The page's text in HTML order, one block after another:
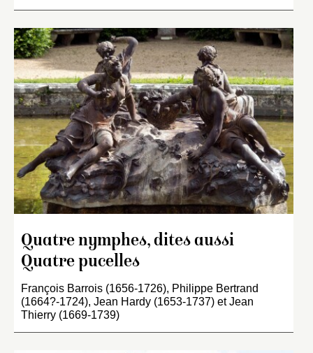
Quatre nymphes, dites aussi
Quatre pucelles
François Barrois (1656-1726), Philippe Bertrand
(1664?-1724), Jean Hardy (1653-1737) et Jean
Thierry (1669-1739)